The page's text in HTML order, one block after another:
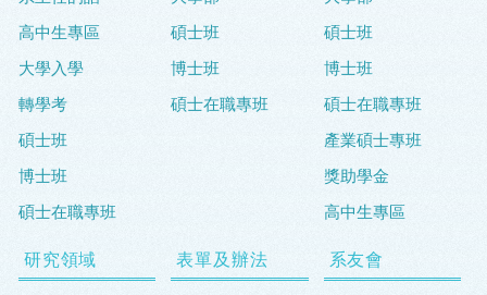
高中生專區
大學入學
轉學考
碩士班
博士班
碩士在職專班
碩士班
博士班
碩士在職專班
碩士班
博士班
碩士在職專班
產業碩士專班
獎助學金
高中生專區
研究領域 表單及辦法 系友會